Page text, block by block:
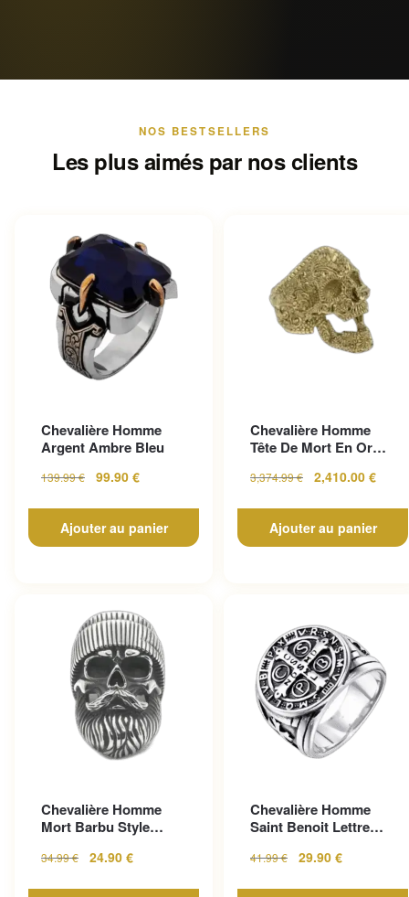
NOS BESTSELLERS
Les plus aimés par nos clients
Chevalière Homme
Argent Ambre Bleu
139.99€ 99.90 €
Ajouter au panier
Chevalière Homme
Tête De Mort En Or
Gothique...
3,374.99€ 2,410.00 €
Ajouter au panier
Chevalière Homme
Mort Barbu Style
Inoxy...
34.99€ 24.90 €
Chevalière Homme
Saint Benoit Lettre
41.99€ 29.90 €